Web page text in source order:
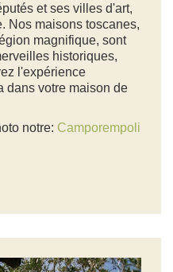
et ses villes d'art,
Nos maisons toscanes,
magnifique, sont
historiques,
l'expérience
dans votre maison de
notre: Camporempoli